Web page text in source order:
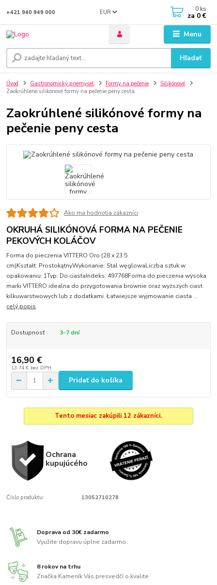
Menu
EUR
Hľadať
+421 940 949 000 0 ks
za 0 €
Úvod Gastronomický priemysel Formy na pečenie
Silikónové
Zaokrúhlené silikónové formy na pečenie peny cesta
Zaokrúhlené silikónové formy na
pečenie peny cesta
Ako ma hodnotia zákazníci
OKRUHÁ SILIKÓNOVÁ FORMA NA PEČENIE
PEKOVÝCH KOLÁČOV
Forma do pieczenia VITTERO Oro (28 x 23.5
cm)Kształt: ProstokątnyWykonanie: Stal węglowaLiczba sztuk w
opakowaniu: 1Typ: Do ciastaIndeks: 497768Forma do pieczenia wysoka
marki VITTERO idealna do przygotowania brownie oraz wyższych ciast
kilkuwarstwowych lub z dodatkami. Łatwiejsze wyjmowanie ciasta ...
celý popis
Dostupnosť 3-7 dní
16,90 €
13,74 € bez DPH
Pridať do košíka
Tento mesiac zakúpili 12 zákazníci.
Ochrana
kupujúcého
Číslo produktu: 13052710278
Doprava od 30€ zadarmo
Využite dopravu úplne zadarmo
8 rokov na trhu
Značka Kameník Vás presvedčí o kvalite